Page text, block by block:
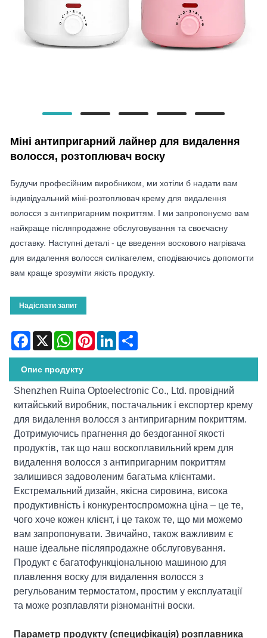
Міні антипригарний лайнер для видалення
волосся, розтоплювач воску
Будучи професійним виробником, ми хотіли б надати вам
індивідуальний міні-розтоплювач крему для видалення
волосся з антипригарним покриттям. І ми запропонуємо вам
найкраще післяпродажне обслуговування та своєчасну
доставку. Наступні деталі - це введення воскового нагрівача
для видалення волосся силікагелем, сподіваючись допомогти
вам краще зрозуміти якість продукту.
Надіслати запит
Facebook
X WhatsAppPinterestLinkedIn
Опис продукту
Shenzhen Ruina Optoelectronic Co., Ltd. провідний
китайський виробник, постачальник і експортер крему
для видалення волосся з антипригарним покриттям.
Дотримуючись прагнення до бездоганної якості
продуктів, так що наш воскоплавильний крем для
видалення волосся з антипригарним покриттям
залишився задоволеним багатьма клієнтами.
Екстремальний дизайн, якісна сировина, висока
продуктивність і конкурентоспроможна ціна – це те,
чого хоче кожен клієнт, і це також те, що ми можемо
вам запропонувати. Звичайно, також важливим є
наше ідеальне післяпродажне обслуговування.
Продукт є багатофункціональною машиною для
плавлення воску для видалення волосся з
регульованим термостатом, простим у експлуатації
та може розплавляти різноманітні воски.
Параметр продукту (специфікація) розплавника